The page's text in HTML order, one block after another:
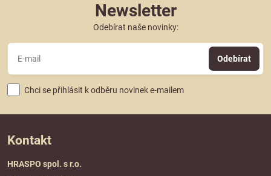
Newsletter
Odebírat naše novinky:
Odebírat
Chci se přihlásit k odběru novinek e-mailem
Kontakt
HRASPO spol. s r.o.